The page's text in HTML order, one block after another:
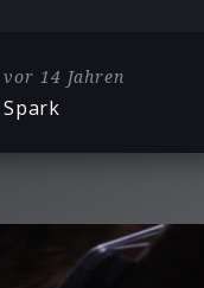
vor 14 Jahren
Spark